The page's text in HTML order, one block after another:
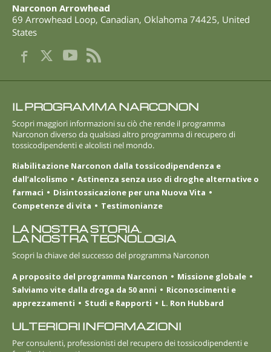
Narconon Arrowhead
69 Arrowhead Loop, Canadian, Oklahoma 74425, United
States
IL PROGRAMMA NARCONON
Scopri maggiori informazioni su ciò che rende il programma
Narconon diverso da qualsiasi altro programma di recupero di
tossicodipendenti e alcolisti nel mondo.
Riabilitazione Narconon dalla tossicodipendenza e
dall’alcolismo
Astinenza senza uso di droghe alternative o
farmaci
Disintossicazione per una Nuova Vita
Competenze di vita
Testimonianze
LA NOSTRA STORIA.
LA NOSTRA TECNOLOGIA
Scopri la chiave del successo del programma Narconon
A proposito del programma Narconon
Missione globale
Salviamo vite dalla droga da 50 anni
Riconoscimenti e
apprezzamenti
Studi e Rapporti L. Ron Hubbard
ULTERIORI INFORMAZIONI
Per consulenti, professionisti del recupero dei tossicodipendenti e